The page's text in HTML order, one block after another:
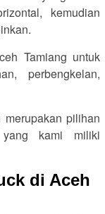
kemudian
Tamiang untuk
perbengkelan,
pilihan
kami miliki
di Aceh